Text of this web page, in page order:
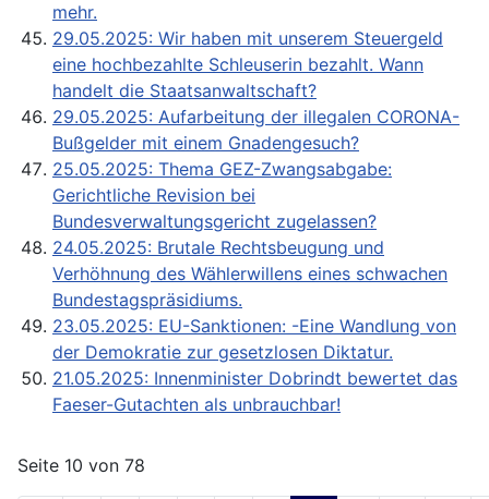
mehr.
29.05.2025: Wir haben mit unserem Steuergeld
eine hochbezahlte Schleuserin bezahlt. Wann
handelt die Staatsanwaltschaft?
29.05.2025: Aufarbeitung der illegalen CORONA-
Bußgelder mit einem Gnadengesuch?
25.05.2025: Thema GEZ-Zwangsabgabe:
Gerichtliche Revision bei
Bundesverwaltungsgericht zugelassen?
24.05.2025: Brutale Rechtsbeugung und
Verhöhnung des Wählerwillens eines schwachen
Bundestagspräsidiums.
23.05.2025: EU-Sanktionen: -Eine Wandlung von
der Demokratie zur gesetzlosen Diktatur.
21.05.2025: Innenminister Dobrindt bewertet das
Faeser-Gutachten als unbrauchbar!
Seite 10 von 78